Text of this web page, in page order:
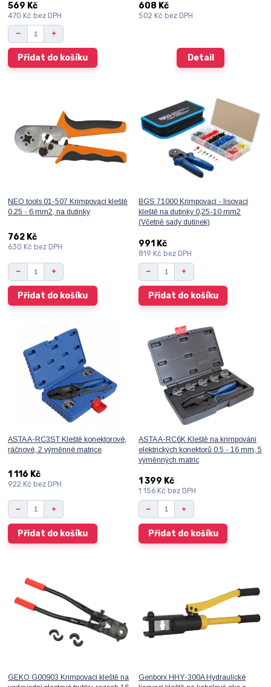
569 Kč
470 Kčbez DPH
Přidat do košíku
608 Kč
502 Kč bez DPH
Detail
NEO tools 01-507 Krimpovací kleště
0.25 - 6 mm2, na dutinky
762 Kč
630 Kčbez DPH
Přidat do košíku
BGS 71000 Krimpovací - lisovací
kleště na dutinky 0,25-10 mm2
(Včetně sady dutinek)
991 Kč
819 Kč bez DPH
Přidat do košíku
ASTA A-RC3ST Kleště konektorové,
ráčnové, 2 výměnné matrice
1 116 Kč
922 Kč bez DPH
Přidat do košíku
ASTA A-RC6K Kleště na krimpování
elektrických konektorů 0.5 - 16 mm, 5
výměnných matric
1 399 Kč
1 156 Kč bez DPH
Přidat do košíku
GEKO G00903 Krimpovací kleště na
Genborx HHY-300A Hydraulické